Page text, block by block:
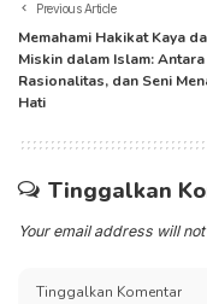
Previous Article
Memahami Hakikat Kaya
Miskin dalam Islam:
Rasionalitas, dan Seni
Hati
Tinggalkan
Your email address will